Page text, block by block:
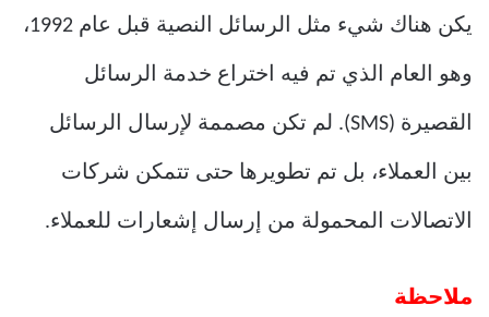
يكن هناك شيء مثل الرسائل النصية قبل عام 1992،
وهو العام الذي تم فيه اختراع خدمة الرسائل
القصيرة (SMS). لم تكن مصممة لإرسال الرسائل
بين العملاء، بل تم تطويرها حتى تتمكن شركات
الاتصالات المحمولة من إرسال إشعارات للعملاء.
ملاحظة